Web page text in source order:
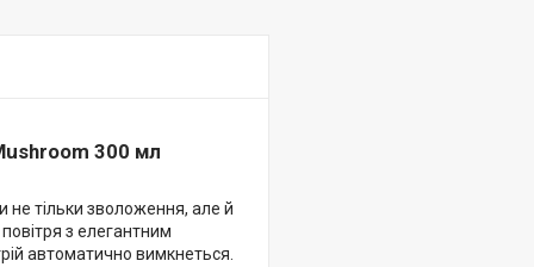
300 мл
тільки зволоження, але й
з елегантним
автоматично вимкнеться.